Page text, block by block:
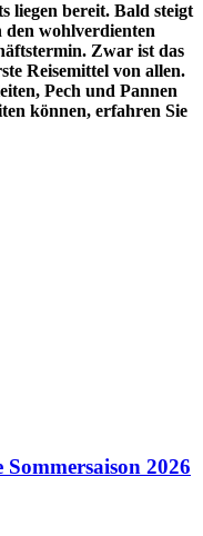
liegen bereit. Bald steigt
wohlverdienten
Zwar ist das
Reisemittel von allen.
Pech und Pannen
können, erfahren Sie
2026